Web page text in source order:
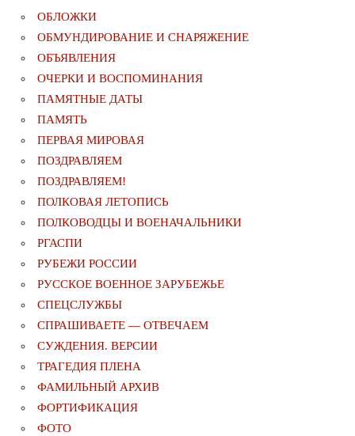
ОБЛОЖКИ
ОБМУНДИРОВАНИЕ И СНАРЯЖЕНИЕ
ОБЪЯВЛЕНИЯ
ОЧЕРКИ И ВОСПОМИНАНИЯ
ПАМЯТНЫЕ ДАТЫ
ПАМЯТЬ
ПЕРВАЯ МИРОВАЯ
ПОЗДРАВЛЯЕМ
ПОЗДРАВЛЯЕМ!
ПОЛКОВАЯ ЛЕТОПИСЬ
ПОЛКОВОДЦЫ И ВОЕНАЧАЛЬНИКИ
РГАСПИ
РУБЕЖИ РОССИИ
РУССКОЕ ВОЕННОЕ ЗАРУБЕЖЬЕ
СПЕЦСЛУЖБЫ
СПРАШИВАЕТЕ — ОТВЕЧАЕМ
СУЖДЕНИЯ. ВЕРСИИ
ТРАГЕДИЯ ПЛЕНА
ФАМИЛЬНЫЙ АРХИВ
ФОРТИФИКАЦИЯ
ФОТО